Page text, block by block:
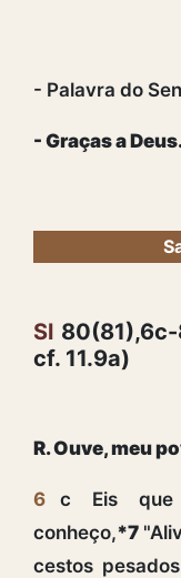
- Palavra do
- Graças a
Sl 80(81),6c-
cf. 11.9a)
R. Ouve, meu
6
c Eis que
conheço,*7
cestos